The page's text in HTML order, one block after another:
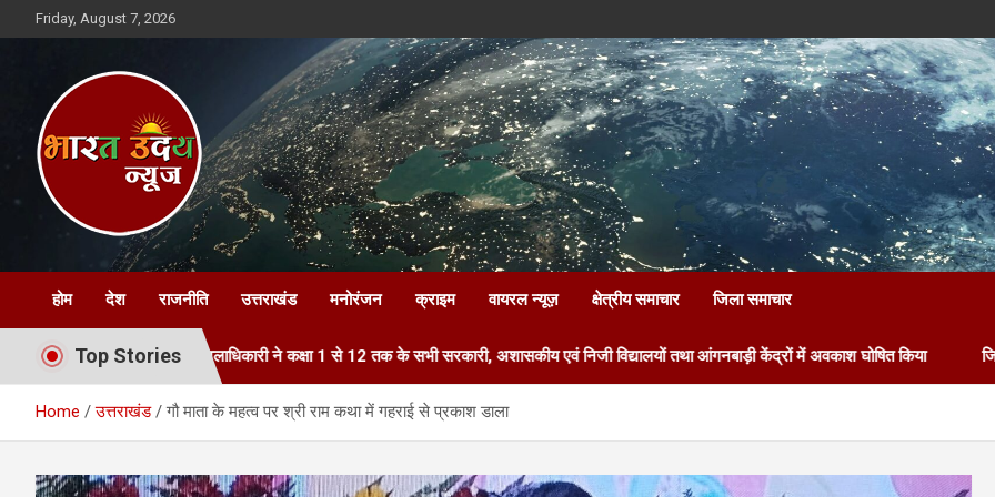
to
Friday, August 7, 2026
Bharat Uday News
होम देश राजनीति उत्तराखंड मनोरंजन क्राइम वायरल न्यूज़ क्षेत्रीय समाचार जिला समाचार
Top Stories
जिलाधिकारी ने कक्षा 1 से 12 तक के सभी सरकारी, अशासकीय एवं निजी विद्यालयों तथा आंगनबाड़ी केंद्रों में अवकाश घोषित किया जिलाधिकारी की
Home उत्तराखंड गौ माता के महत्व पर श्री राम कथा में गहराई से प्रकाश डाला